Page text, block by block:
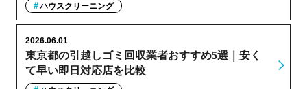
ハウスクリーニング
東京都の引越しゴミ回収業者おすすめ5選｜安く
て早い即日対応店を比較
2026.06.01